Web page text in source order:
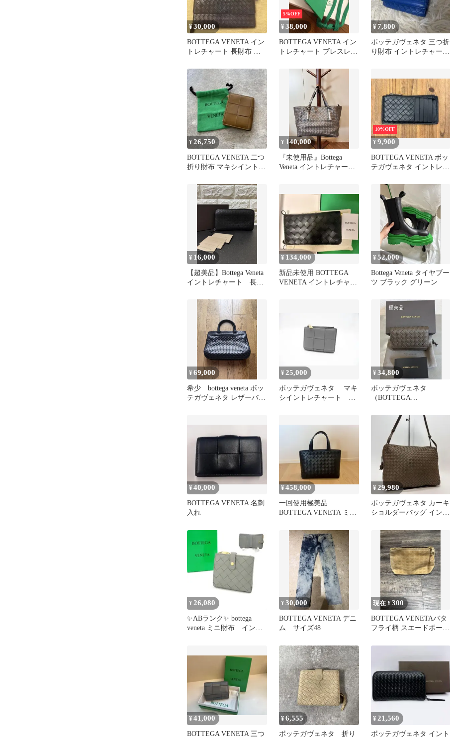
¥30,000
BOTTEGA VENETA イン
トレチャート 長財布 ダ
5%OFF
¥38,000
BOTTEGA VENETA イン
トレチャート ブレスレッ
¥7,800
ボッテガヴェネタ 三つ折
り財布 イントレチャート
¥26,750
BOTTEGA VENETA 二つ
折り財布 マキシイントレ
¥ 140,000
『未使用品』Bottega
Veneta イントレチャート
10%OFF
¥9,900
BOTTEGA VENETA ボッ
テガヴェネタ イントレチ
¥ 16,000
【超美品】Bottega Veneta
イントレチャート 長財
¥ 134,000
新品未使用 BOTTEGA
VENETA イントレチャー
¥52,000
Bottega Veneta タイヤブー
ツ ブラック グリーン
¥69,000
希少 bottega veneta ボッ
テガヴェネタ レザーバッ
¥ 25,000
ボッテガヴェネタ マキ
シイントレチャート コ
¥34,800
ボッテガヴェネタ
（BOTTEGA
ャートのカードケース
¥40,000
BOTTEGA VENETA 名刺
入れ
¥458,000
一回使用極美品
BOTTEGA VENETA ミニ
¥29,980
ボッテガヴェネタ カーキ
ショルダーバッグ イント
¥ 26,080
✨ABランク✨ bottega
veneta ミニ財布 イント
¥30,000
BOTTEGA VENETA デニ
ム サイズ48
現在 ¥300
BOTTEGA VENETAバタ
フライ柄 スエードポーチ
¥41,000
BOTTEGA VENETA 三つ
¥6,555
ボッテガヴェネタ 折り
¥21,560
ボッテガヴェネタ イント